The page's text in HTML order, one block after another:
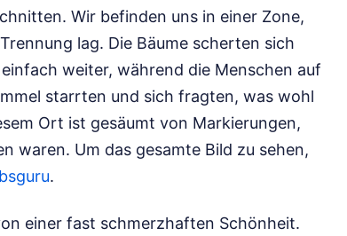
Wir befinden uns in einer Zone,
lag. Die Bäume scherten sich
weiter, während die Menschen auf
starrten und sich fragten, was wohl
Ort ist gesäumt von Markierungen,
waren. Um das gesamte Bild zu sehen,
.
einer fast schmerzhaften Schönheit.